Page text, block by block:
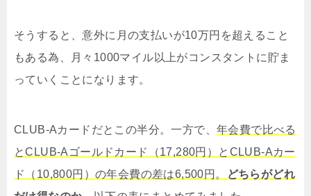
そうすると、意外に月の支払いが10万円を超えること
もある為、月々1000マイル以上がコンスタントに貯ま
っていくことになります。
CLUB-Aカードだとこの半分。一方で、 年会費で比べる
とCLUB-Aゴールドカード（17,280円）とCLUB-Aカー
ド（10,800円）の年会費の差は6,500円。
どちらがどれ